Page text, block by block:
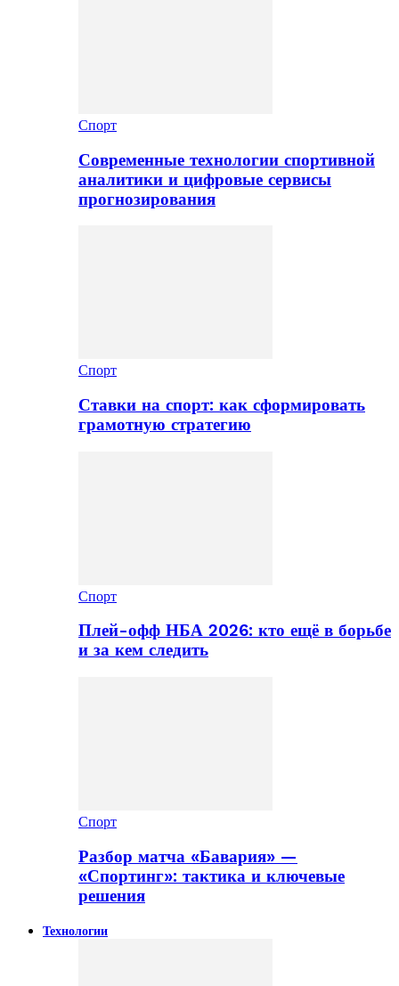
Спорт
Современные технологии спортивной
аналитики и цифровые сервисы
прогнозирования
Спорт
Ставки на спорт: как сформировать
грамотную стратегию
Спорт
Плей-офф НБА 2026: кто ещё в борьбе
и за кем следить
Спорт
Разбор матча «Бавария» —
«Спортинг»: тактика и ключевые
решения
Технологии